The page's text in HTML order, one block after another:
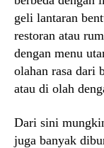
geli lantaran
restoran atau
dengan menu
olahan rasa dari
atau di olah
Dari sini
juga banyak